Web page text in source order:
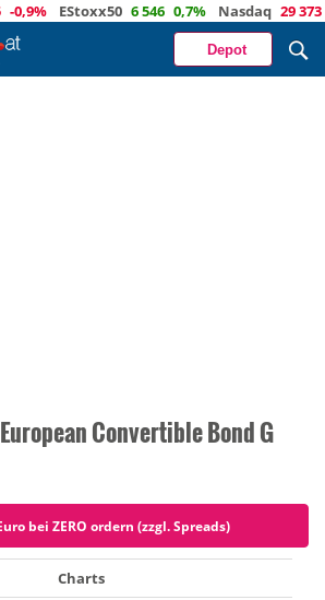
0,9% EStoxx50 6 546 0,7% Nasdaq 29 373
Depot
Convertible Bond G
bei ZERO ordern (zzgl. Spreads)
Charts